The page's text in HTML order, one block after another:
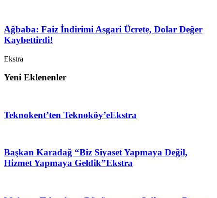
Ağbaba: Faiz İndirimi Asgari Ücrete, Dolar Değer
Kaybettirdi!
Ekstra
Yeni Eklenenler
Teknokent’ten Teknoköy’eEkstra
Başkan Karadağ “Biz Siyaset Yapmaya Değil,
Hizmet Yapmaya Geldik”Ekstra